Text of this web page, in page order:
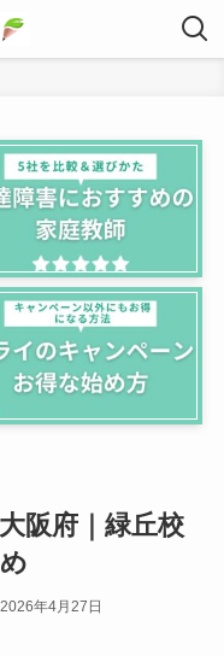
阪府｜緑丘校
2026年4月27日